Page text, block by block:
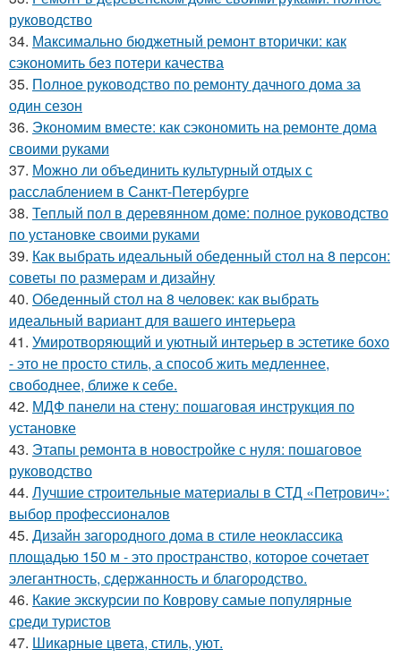
руководство
34. Максимально бюджетный ремонт вторички: как
сэкономить без потери качества
35. Полное руководство по ремонту дачного дома за
один сезон
36. Экономим вместе: как сэкономить на ремонте дома
своими руками
37. Можно ли объединить культурный отдых с
расслаблением в Санкт-Петербурге
38. Теплый пол в деревянном доме: полное руководство
по установке своими руками
39. Как выбрать идеальный обеденный стол на 8 персон:
советы по размерам и дизайну
40. Обеденный стол на 8 человек: как выбрать
идеальный вариант для вашего интерьера
41. Умиротворяющий и уютный интерьер в эстетике бохо
- это не просто стиль, а способ жить медленнее,
свободнее, ближе к себе.
42. МДФ панели на стену: пошаговая инструкция по
установке
43. Этапы ремонта в новостройке с нуля: пошаговое
руководство
44. Лучшие строительные материалы в СТД «Петрович»:
выбор профессионалов
45. Дизайн загородного дома в стиле неоклассика
площадью 150 м - это пространство, которое сочетает
элегантность, сдержанность и благородство.
46. Какие экскурсии по Коврову самые популярные
среди туристов
47. Шикарные цвета, стиль, уют.